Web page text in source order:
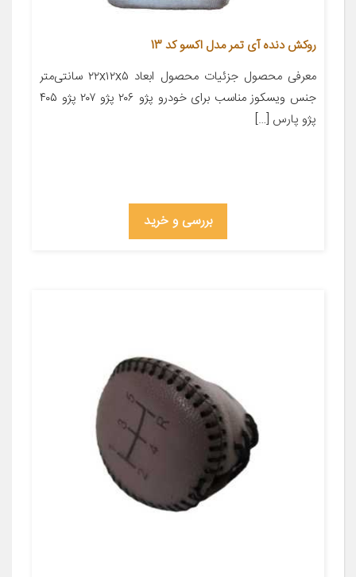
روکش دنده آی تمر مدل اکسو کد 13
معرفی محصول جزئیات محصول ابعاد ۲۲x۱۲x۵ سانتی‌متر
جنس ویسکوز مناسب برای خودرو پژو ۲۰۶ پژو ۲۰۷ پژو ۴۰۵
پژو پارس […]
بررسی و خرید